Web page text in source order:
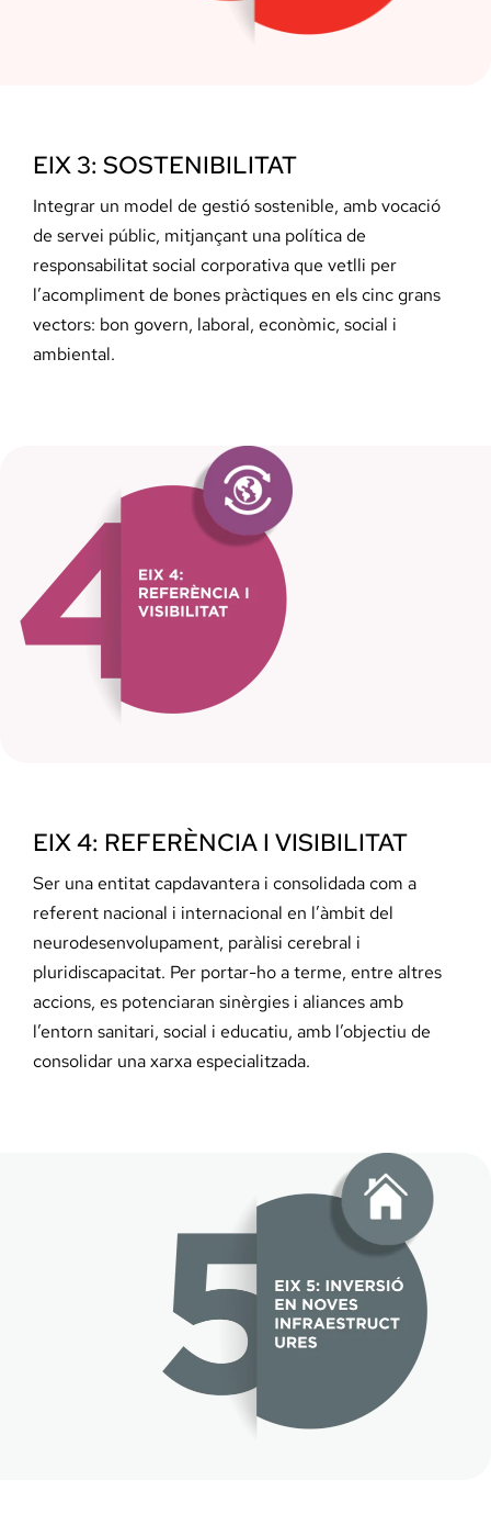
EIX 3: SOSTENIBILITAT
Integrar un model de gestió sostenible, amb vocació
de servei públic, mitjançant una política de
responsabilitat social corporativa que vetlli per
l’acompliment de bones pràctiques en els cinc grans
vectors: bon govern, laboral, econòmic, social i
ambiental.
EIX 4: REFERÈNCIA I VISIBILITAT
Ser una entitat capdavantera i consolidada com a
referent nacional i internacional en l’àmbit del
neurodesenvolupament, paràlisi cerebral i
pluridiscapacitat. Per portar-ho a terme, entre altres
accions, es potenciaran sinèrgies i aliances amb
l’entorn sanitari, social i educatiu, amb l’objectiu de
consolidar una xarxa especialitzada.